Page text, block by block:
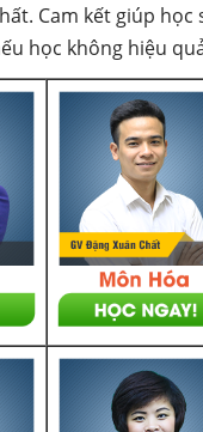
Cam kết giúp
học không hiệu